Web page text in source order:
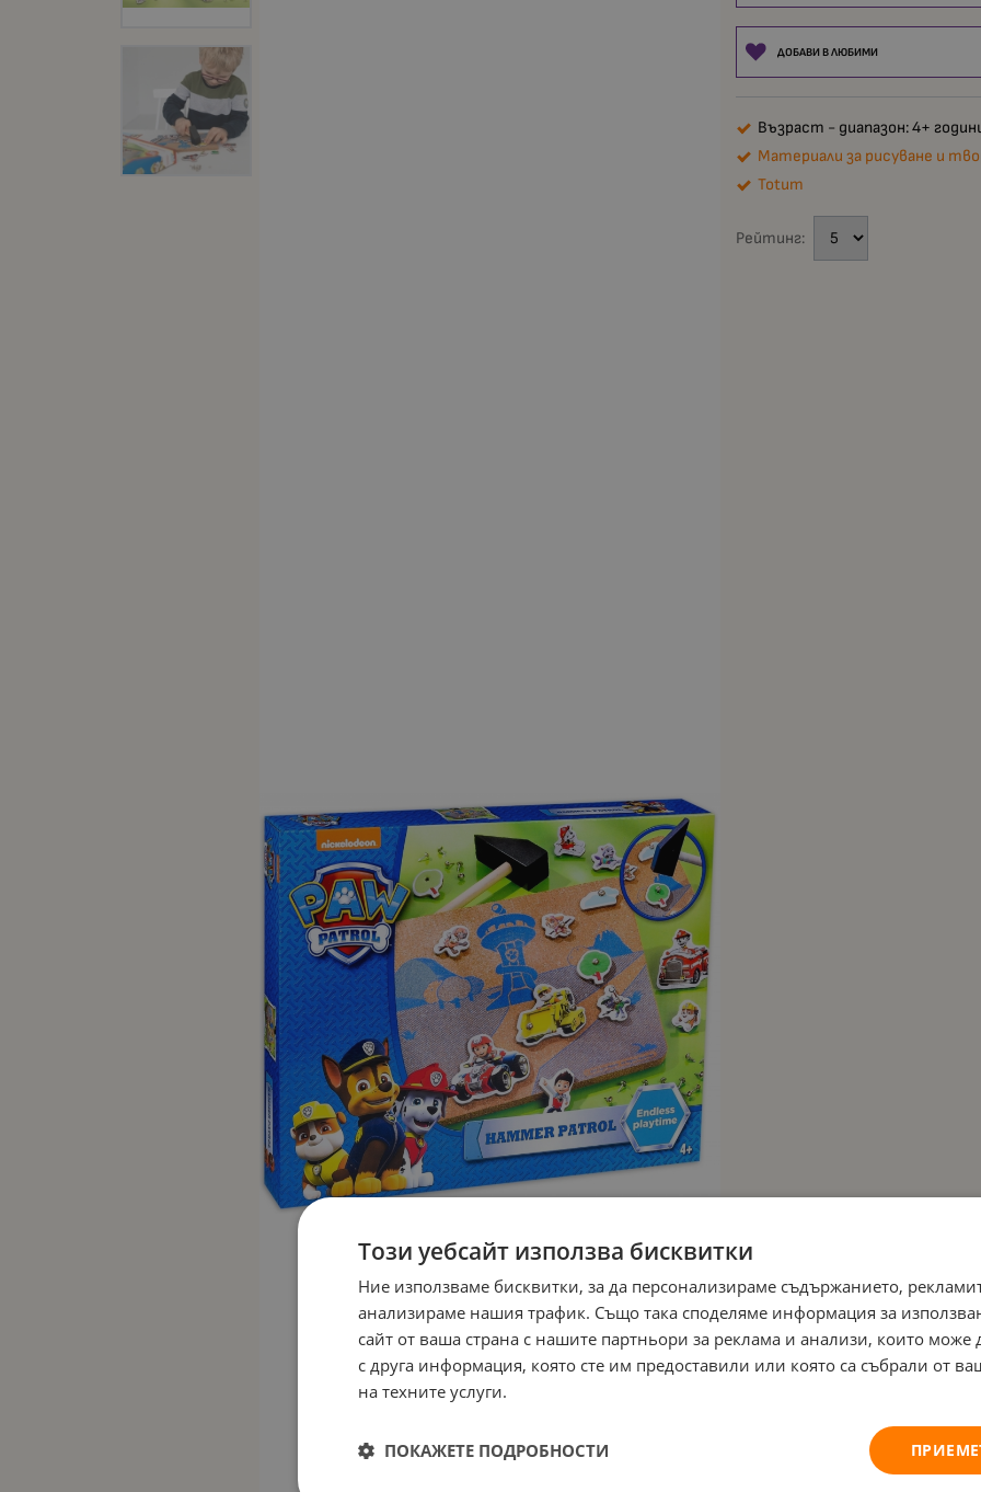
ДОБАВИ В ЛЮБИМИ
Възраст - диапазон: 4+
Материали за рисуване и
Totum
Рейтинг:
Този уебсайт използва бисквитки
Ние използваме бисквитки, за да персонализираме съдържанието,
анализираме нашия трафик. Също така споделяме информация за
сайт от ваша страна с нашите партньори за реклама и анализи, които може
с друга информация, която сте им предоставили или която са събрали от
на техните услуги.
ПОКАЖЕТЕ ПОДРОБНОСТИ